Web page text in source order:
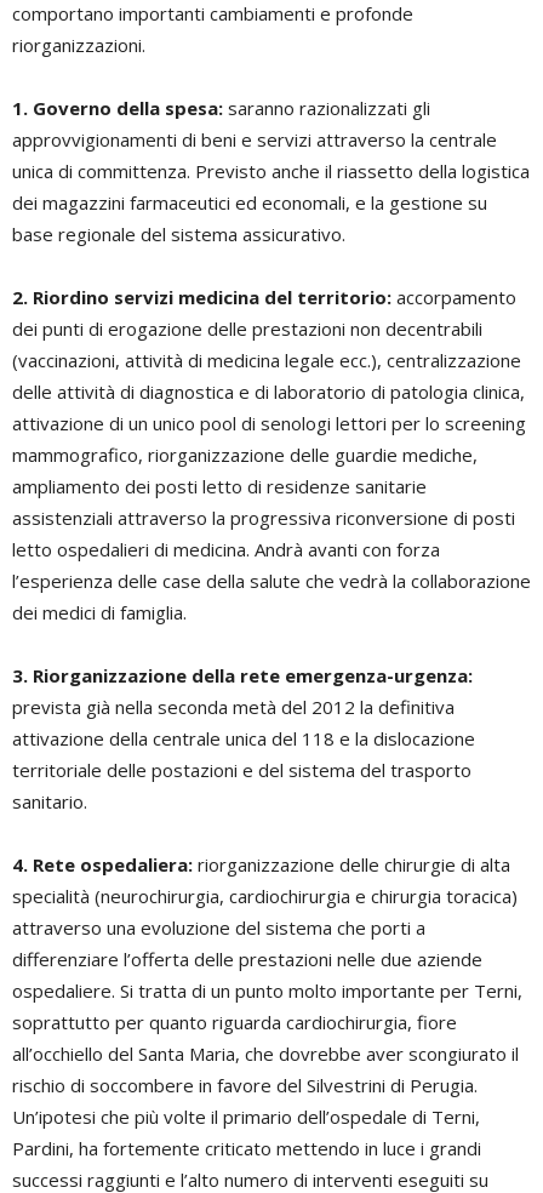
comportano importanti cambiamenti e profonde
riorganizzazioni.
1. Governo della spesa: saranno razionalizzati gli
approvvigionamenti di beni e servizi attraverso la centrale
unica di committenza. Previsto anche il riassetto della logistica
dei magazzini farmaceutici ed economali, e la gestione su
base regionale del sistema assicurativo.
2. Riordino servizi medicina del territorio: accorpamento
dei punti di erogazione delle prestazioni non decentrabili
(vaccinazioni, attività di medicina legale ecc.), centralizzazione
delle attività di diagnostica e di laboratorio di patologia clinica,
attivazione di un unico pool di senologi lettori per lo screening
mammografico, riorganizzazione delle guardie mediche,
ampliamento dei posti letto di residenze sanitarie
assistenziali attraverso la progressiva riconversione di posti
letto ospedalieri di medicina. Andrà avanti con forza
l’esperienza delle case della salute che vedrà la collaborazione
dei medici di famiglia.
3. Riorganizzazione della rete emergenza-urgenza:
prevista già nella seconda metà del 2012 la definitiva
attivazione della centrale unica del 118 e la dislocazione
territoriale delle postazioni e del sistema del trasporto
sanitario.
4. Rete ospedaliera: riorganizzazione delle chirurgie di alta
specialità (neurochirurgia, cardiochirurgia e chirurgia toracica)
attraverso una evoluzione del sistema che porti a
differenziare l’offerta delle prestazioni nelle due aziende
ospedaliere. Si tratta di un punto molto importante per Terni,
soprattutto per quanto riguarda cardiochirurgia, fiore
all’occhiello del Santa Maria, che dovrebbe aver scongiurato il
rischio di soccombere in favore del Silvestrini di Perugia.
Un’ipotesi che più volte il primario dell’ospedale di Terni,
Pardini, ha fortemente criticato mettendo in luce i grandi
successi raggiunti e l’alto numero di interventi eseguiti su